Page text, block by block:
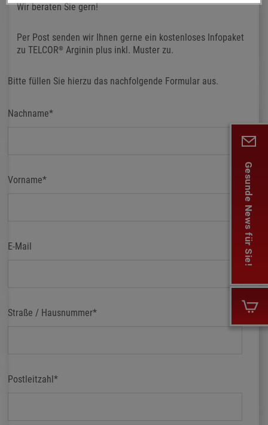
Gesunde News für Sie!
Wir beraten Sie gern!
Per Post senden wir Ihnen gerne ein kostenloses Infopaket
zu TELCOR® Arginin plus inkl. Muster zu.
Bitte füllen Sie hierzu das nachfolgende Formular aus.
Nachname*
Vorname*
E-Mail
Straße / Hausnummer*
Postleitzahl*